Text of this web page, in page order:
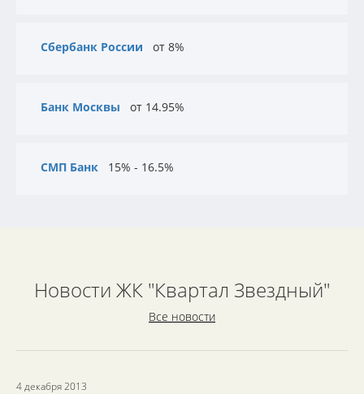
Сбербанк России от 8%
Банк Москвы от 14.95%
СМП Банк 15% - 16.5%
Новости ЖК "Квартал Звездный"
Все новости
4 декабря 2013